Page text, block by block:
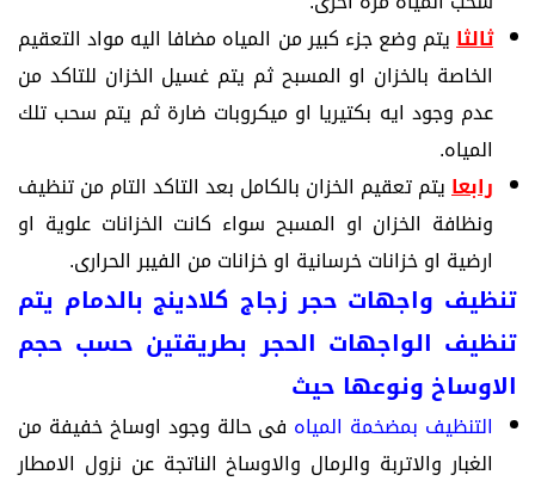
ثالثايتم وضع جزء كبير من المياه مضافا اليه مواد التعقيم
الخاصة بالخزان او المسبح ثم يتم غسيل الخزان للتاكد من
عدم وجود ايه بكتيريا او ميكروبات ضارة ثم يتم سحب تلك
المياه.
رابعايتم تعقيم الخزان بالكامل بعد التاكد التام من تنظيف
ونظافة الخزان او المسبح سواء كانت الخزانات علوية او
ارضية او خزانات خرسانية او خزانات من الفيبر الحرارى.
تنظيف واجهات حجر زجاج كلادينج بالدمام يتم
تنظيف الواجهات الحجر بطريقتين حسب حجم
الاوساخ ونوعها حيث
التنظيف بمضخمة المياه فى حالة وجود اوساخ خفيفة من
الغبار والاتربة والرمال والاوساخ الناتجة عن نزول الامطار